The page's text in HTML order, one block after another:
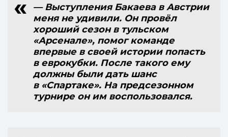
— Выступления Бакаева в Австрии
меня не удивили. Он провёл
хороший сезон в тульском
«Арсенале», помог команде
впервые в своей истории попасть
в еврокубки. После такого ему
должны были дать шанс
в «Спартаке». На предсезонном
турнире он им воспользовался.